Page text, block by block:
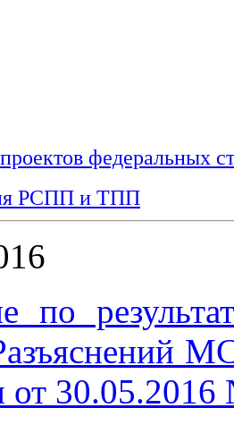
федеральных
РСПП и ТПП
по
от